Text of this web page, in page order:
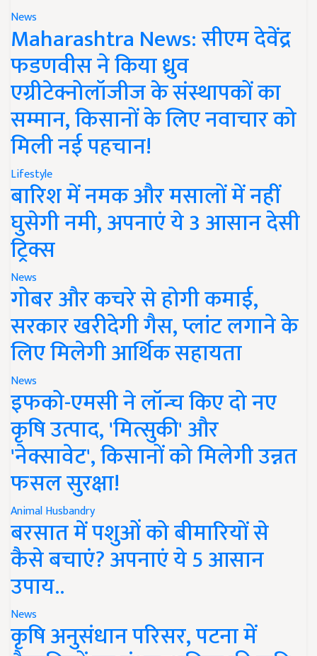
News
Maharashtra News: सीएम देवेंद्र
फडणवीस ने किया ध्रुव
एग्रीटेक्नोलॉजीज के संस्थापकों का
सम्मान, किसानों के लिए नवाचार को
मिली नई पहचान!
Lifestyle
बारिश में नमक और मसालों में नहीं
घुसेगी नमी, अपनाएं ये 3 आसान देसी
ट्रिक्स
News
गोबर और कचरे से होगी कमाई,
सरकार खरीदेगी गैस, प्लांट लगाने के
लिए मिलेगी आर्थिक सहायता
News
इफको-एमसी ने लॉन्च किए दो नए
कृषि उत्पाद, 'मित्सुकी' और
'नेक्सावेट', किसानों को मिलेगी उन्नत
फसल सुरक्षा!
Animal Husbandry
बरसात में पशुओं को बीमारियों से
कैसे बचाएं? अपनाएं ये 5 आसान
उपाय..
News
कृषि अनुसंधान परिसर, पटना में